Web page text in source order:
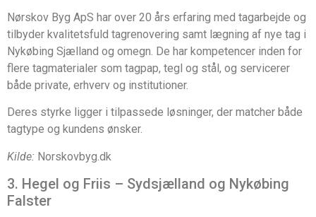
Nørskov Byg ApS har over 20 års erfaring med tagarbejde og
tilbyder kvalitetsfuld tagrenovering samt lægning af nye tag i
Nykøbing Sjælland og omegn. De har kompetencer inden for
flere tagmaterialer som tagpap, tegl og stål, og servicerer
både private, erhverv og institutioner.
Deres styrke ligger i tilpassede løsninger, der matcher både
tagtype og kundens ønsker.
Kilde: Norskovbyg.dk
3. Hegel og Friis – Sydsjælland og Nykøbing
Falster